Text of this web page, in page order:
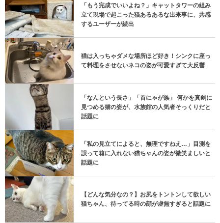
「もう完成でいいよね？」キャットタワーの組み
立て現場で起こった猫あるあるな出来事に、共感
するユーザーが続出
猫は入っちゃダメな場所ほど好き！シンクに座っ
て料理をさせないネコの姿が可愛すぎて大反響
「なんという長さ」「首にゃが族」 何かを真剣に
見つめる猫の姿が、水族館の人気者そっくりだと
話題に
「私の見立てによると、無理ですねえ…」目測を
誤って箱に入れない猫ちゃんの姿が微笑ましいと
話題に
【どんな気分なの？】お尻をトントンして欲しい
猫ちゃん、待ってる時の顔が虚無すぎると話題に